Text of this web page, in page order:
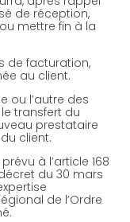
de réception,
mettre fin à la
de facturation,
au client.
ou l’autre des
transfert du
prestataire
client.
à l’article 168
du 30 mars
de l’Ordre